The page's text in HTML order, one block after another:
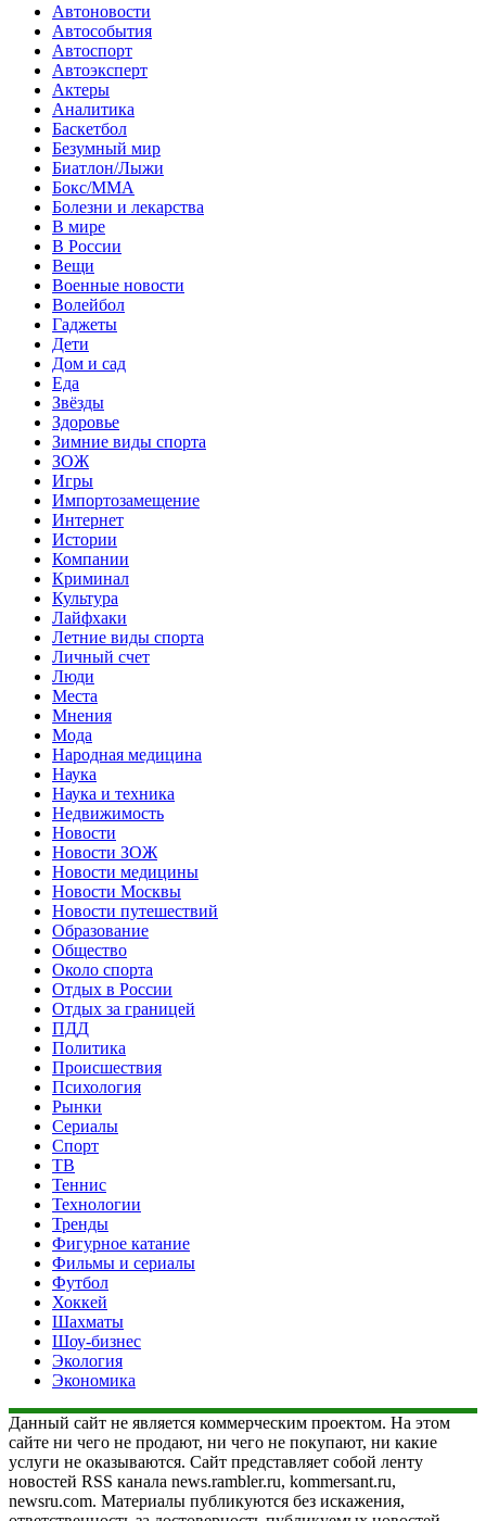
Автоновости
Автособытия
Автоспорт
Автоэксперт
Актеры
Аналитика
Баскетбол
Безумный мир
Биатлон/Лыжи
Бокс/MMA
Болезни и лекарства
В мире
В России
Вещи
Военные новости
Волейбол
Гаджеты
Дети
Дом и сад
Еда
Звёзды
Здоровье
Зимние виды спорта
ЗОЖ
Игры
Импортозамещение
Интернет
Истории
Компании
Криминал
Культура
Лайфхаки
Летние виды спорта
Личный счет
Люди
Места
Мнения
Мода
Народная медицина
Наука
Наука и техника
Недвижимость
Новости
Новости ЗОЖ
Новости медицины
Новости Москвы
Новости путешествий
Образование
Общество
Около спорта
Отдых в России
Отдых за границей
ПДД
Политика
Происшествия
Психология
Рынки
Сериалы
Спорт
ТВ
Теннис
Технологии
Тренды
Фигурное катание
Фильмы и сериалы
Футбол
Хоккей
Шахматы
Шоу-бизнес
Экология
Экономика
Данный сайт не является коммерческим проектом. На этом
сайте ни чего не продают, ни чего не покупают, ни какие
услуги не оказываются. Сайт представляет собой ленту
новостей RSS канала news.rambler.ru, kommersant.ru,
newsru.com. Материалы публикуются без искажения,